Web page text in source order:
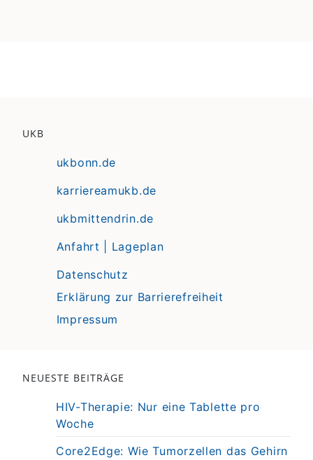
UKB
ukbonn.de
karriereamukb.de
ukbmittendrin.de
Anfahrt | Lageplan
Datenschutz
Erklärung zur Barrierefreiheit
Impressum
NEUESTE BEITRÄGE
HIV-Therapie: Nur eine Tablette pro
Woche
Core2Edge: Wie Tumorzellen das Gehirn